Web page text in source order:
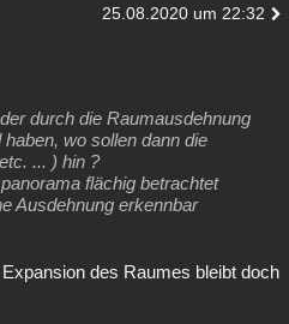
25.08.2020 um 22:32
durch die Raumausdehnung
wo sollen dann die
... ) hin ?
flächig betrachtet
Ausdehnung erkennbar
des Raumes bleibt doch